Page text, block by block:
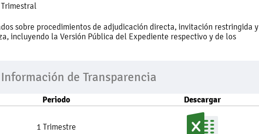
Trimestral
sobre procedimientos de adjudicación directa, invitación restringida y
incluyendo la Versión Pública del Expediente respectivo y de los
Información de Transparencia
Periodo Descargar
1 Trimestre